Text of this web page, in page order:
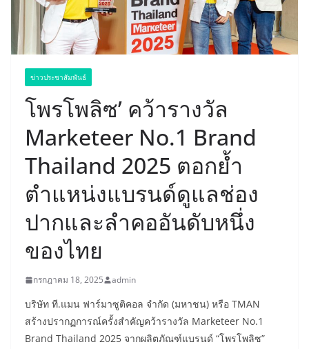
ข่าวประชาสัมพันธ์
โพรโพลิซ’ คว้ารางวัล
Marketeer No.1 Brand
Thailand 2025 ตอกย้ำ
ตำแหน่งแบรนด์ดูแลช่อง
ปากและลำคออันดับหนึ่ง
ของไทย
กรกฎาคม 18, 2025 admin
บริษัท ที.แมน ฟาร์มาซูติคอล จำกัด (มหาชน) หรือ TMAN
สร้างปรากฏการณ์ครั้งสำคัญคว้ารางวัล Marketeer No.1
Brand Thailand 2025 จากผลิตภัณฑ์แบรนด์ “โพรโพลิซ”